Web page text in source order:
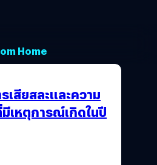
Home
เสียสละและความ
เหตุการณ์เกิดในปี